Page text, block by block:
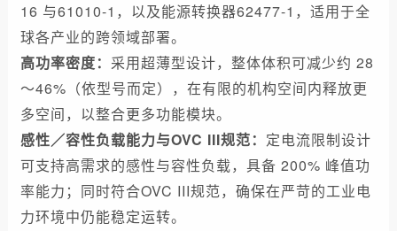
16 与61010-1，以及能源转换器62477-1，适用于全
球各产业的跨领域部署。
高功率密度： 采用超薄型设计，整体体积可减少约 28
～46%（依型号而定），在有限的机构空间内释放更
多空间，以整合更多功能模块。
感性／容性负载能力与OVC III规范： 定电流限制设计
可支持高需求的感性与容性负载，具备 200% 峰值功
率能力；同时符合OVC III规范，确保在严苛的工业电
力环境中仍能稳定运转。